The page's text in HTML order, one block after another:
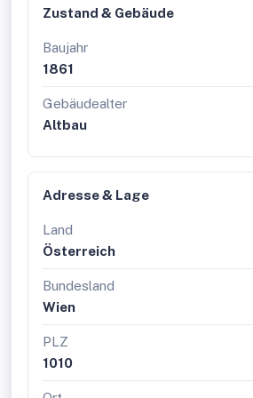
Teeküche
Sanitär
keine Kühlung
Heizung: Elektro
Energieausweis
Heizwärmebedarf: 210,3kWh/m²a
Stellplätze:
Umgebung: Ringstraßen Galerie
Verkehrsanbindung:
U1, U2, U4: Station Karlsplatz,
Station Schwarzenbergplatz,
Station Schwarzenbergplatz
Alle Preisangaben verstehen sich
Zustand & Gebäude
Baujahr
1861
Gebäudealter
Altbau
Adresse & Lage
Land
Österreich
Bundesland
Wien
PLZ
1010